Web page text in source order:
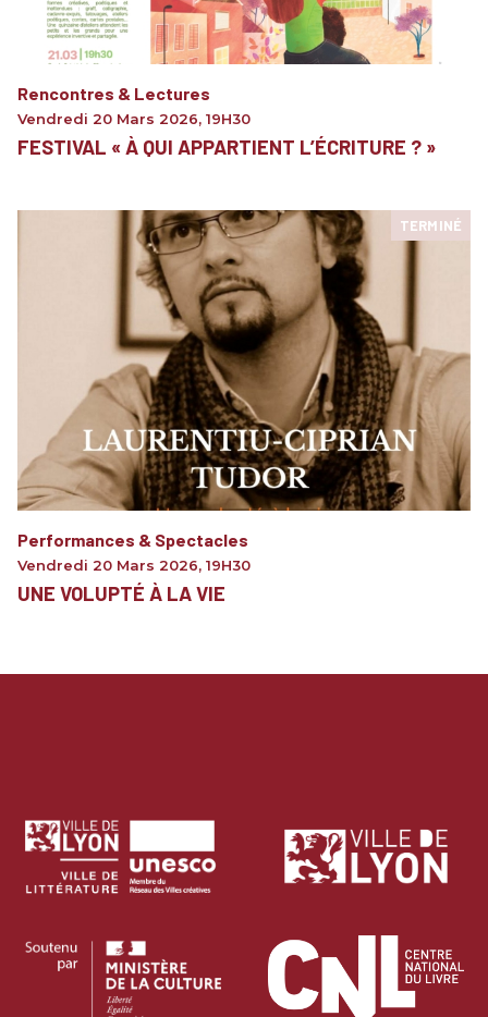
Rencontres & Lectures
Vendredi 20 Mars 2026, 19H30
FESTIVAL « À QUI APPARTIENT L’ÉCRITURE ? »
TERMINÉ
Performances & Spectacles
Vendredi 20 Mars 2026, 19H30
UNE VOLUPTÉ À LA VIE